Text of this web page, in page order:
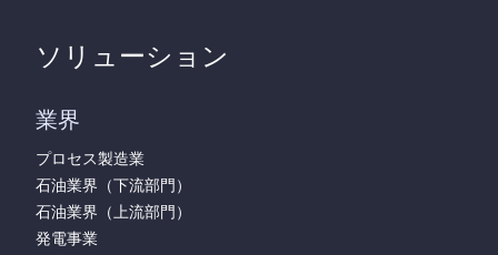
ソリューション
業界
プロセス製造業
石油業界（下流部門）
石油業界（上流部門）
発電事業